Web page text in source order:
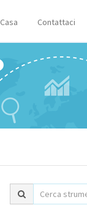
Casa Contattaci